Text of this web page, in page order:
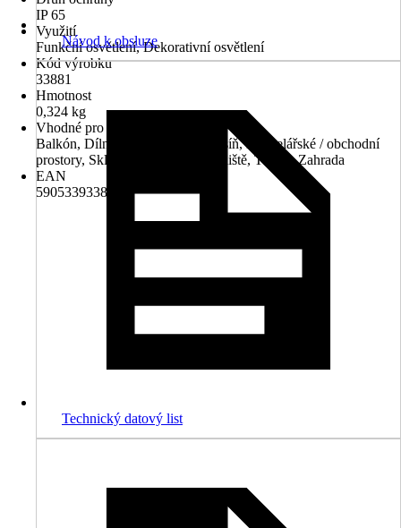
IP 65
Využití
Funkční osvětlení, Dekorativní osvětlení
Kód výrobku
33881
Hmotnost
0,324 kg
Vhodné pro prostory
Balkón, Dílna, Garáž, Hala/ předsíň, Kancelářské / obchodní
prostory, Sklep, Schodiště, Staveniště, Terasa, Zahrada
EAN
5905339338815
Návod k obsluze
Technický datový list